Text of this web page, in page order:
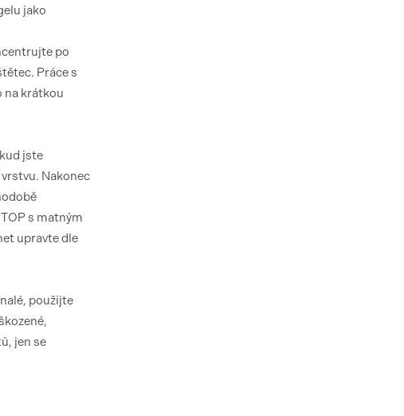
jako
po
Práce s
na krátkou
jste
Nakonec
s matným
upravte dle
použijte
jen se